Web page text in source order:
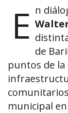
E n
de
puntos de la
municipal